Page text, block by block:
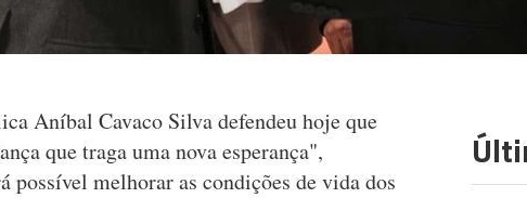
Aníbal Cavaco Silva defendeu hoje que
que traga uma nova esperança",
possível melhorar as condições de vida dos